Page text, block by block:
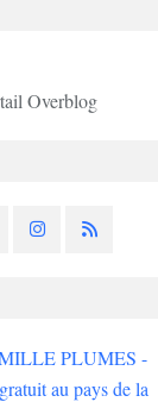
Overblog
PLUMES -
au pays de la